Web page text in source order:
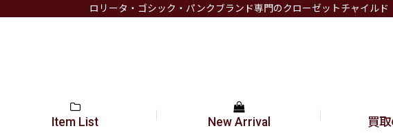
ロリータ・ゴシック・パンクブランド専門のクローゼットチャイルド
Item List New Arrival 買